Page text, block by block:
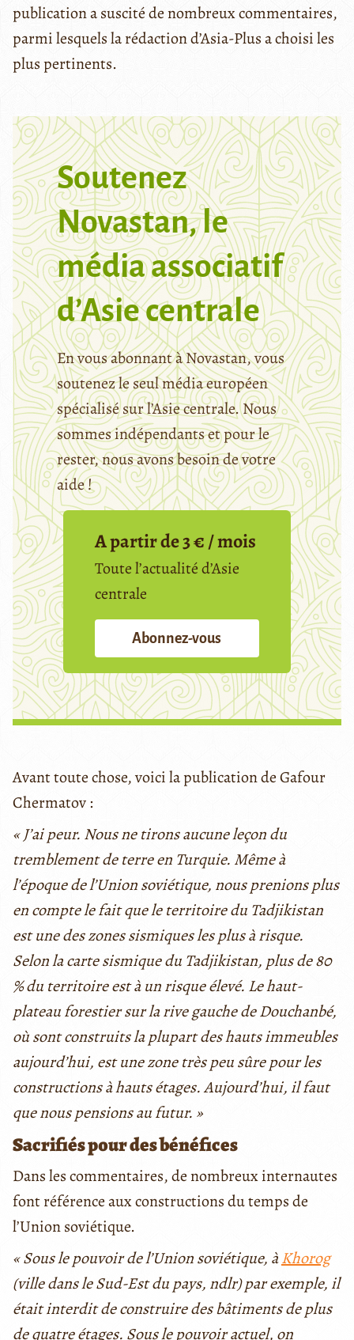
publication a suscité de nombreux commentaires,
parmi lesquels la rédaction d’Asia-Plus a choisi les
plus pertinents.
Soutenez
Novastan, le
média associatif
d’Asie centrale
En vous abonnant à Novastan, vous
soutenez le seul média européen
spécialisé sur l’Asie centrale. Nous
sommes indépendants et pour le
rester, nous avons besoin de votre
aide !
A partir de 3 € / mois
Toute l’actualité d’Asie
centrale
Abonnez-vous
Avant toute chose, voici la publication de Gafour
Chermatov :
«J’ai peur. Nous ne tirons aucune leçon du
tremblement de terre en Turquie. Même à
l’époque de l’Union soviétique, nous prenions plus
en compte le fait que le territoire du Tadjikistan
est une des zones sismiques les plus à risque.
Selon la carte sismique du Tadjikistan, plus de 80
% du territoire est à un risque élevé. Le haut-
plateau forestier sur la rive gauche de Douchanbé,
où sont construits la plupart des hauts immeubles
aujourd’hui, est une zone très peu sûre pour les
constructions à hauts étages. Aujourd’hui, il faut
que nous pensions au futur. »
Sacrifiés pour des bénéfices
Dans les commentaires, de nombreux internautes
font référence aux constructions du temps de
l’Union soviétique.
« Sous le pouvoir de l’Union soviétique, àKhorog
(ville dans le Sud-Est du pays, ndlr) par exemple, il
était interdit de construire des bâtiments de plus
de quatre étages. Sous le pouvoir actuel, on